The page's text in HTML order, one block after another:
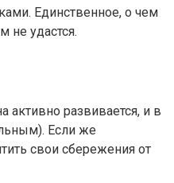
Единственное, о чем
не удастся.
активно развивается, и в
Если же
свои сбережения от